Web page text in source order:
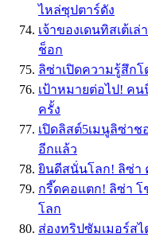
ไหล่ซุปตาร์ดัง
เจ้าของเดนทิสเต้เ
ช็อก
ลิซ่าเปิดความรู้สึก
เป้าหมายต่อไป! คน
ครั้ง
เปิดลิสต์5เมนูลิซ่าช
อีกแล้ว
ยินดีสนั่นโลก! ลิซ่า
กรี๊ดคอแตก! ลิซ่า โ
โลก
ส่องทริปซัมเมอร์ส